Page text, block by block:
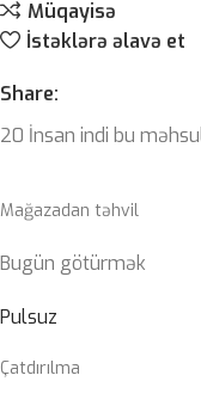
Müqayisə
İstəklərə əlavə et
Share:
20 İnsan indi bu
Mağazadan təhvil
Bugün götürmək
Pulsuz
Çatdırılma